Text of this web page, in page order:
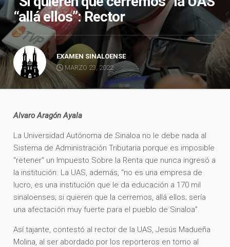
“allá ellos”: Rector
EXAMEN SINALOENSE
MARZO 23, 2022
Alvaro Aragón Ayala
La Universidad Autónoma de Sinaloa no le debe nada al
Sistema de Administración Tributaria porque es imposible
“retener” un Impuesto Sobre la Renta que nunca ingresó a
la institución. La UAS, además, “no es una empresa de
lucro, es una institución que le da educación a 170 mil
sinaloenses; si quieren que la cerremos, allá ellos; sería
una afectación muy fuerte para el pueblo de Sinaloa”.
Así tajante, contestó al rector de la UAS, Jesús Madueña
Molina, al ser abordado por los reporteros en torno al